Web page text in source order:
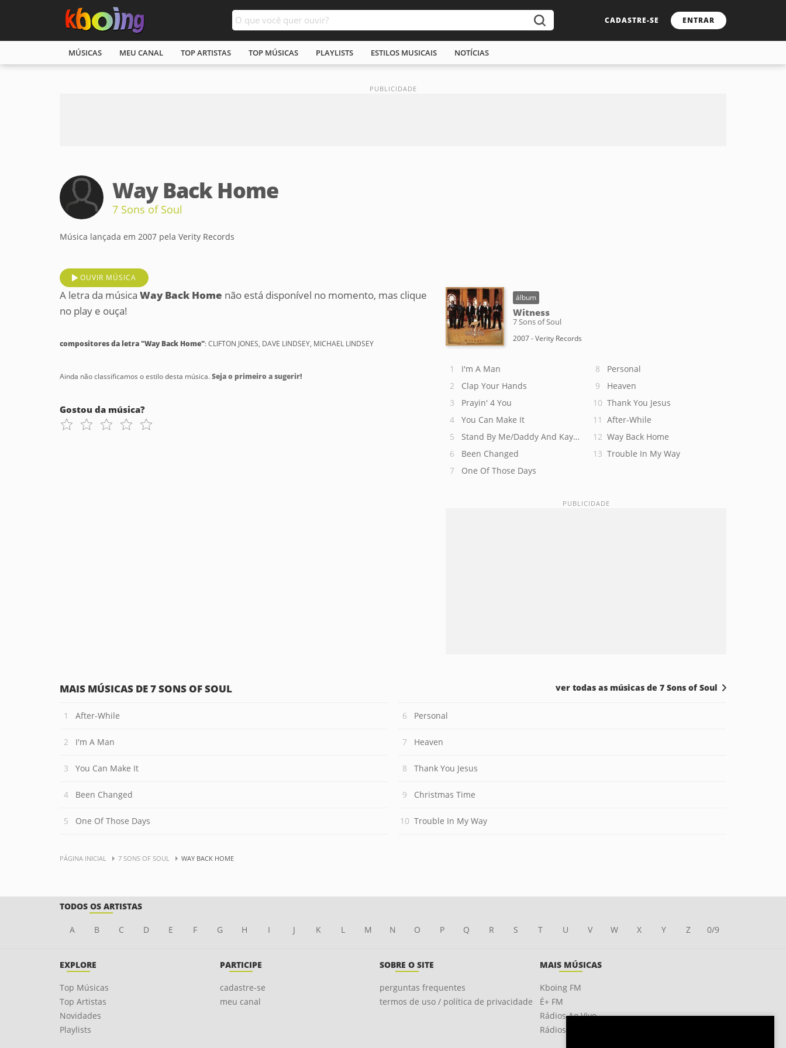
CADASTRE-SE ENTRAR
MÚSICAS MEU CANAL TOP ARTISTAS TOP MÚSICAS PLAYLISTS ESTILOS MUSICAIS NOTÍCIAS
Way Back Home
7 Sons of Soul
Música lançada em 2007 pela Verity Records
OUVIR MÚSICA
A letra da música Way Back Home não está disponível no momento, mas clique
no play e ouça!
compositores da letra "Way Back Home": CLIFTON JONES, DAVE LINDSEY, MICHAEL LINDSEY
Ainda não classificamos o estilo desta música.Seja o primeiro a sugerir!
Gostou da música?
álbum
Witness
7 Sons of Soul
2007 - Verity Records
I'm A Man
Clap Your Hands
Prayin' 4 You
You Can Make It
Stand By Me/Daddy And Kayla Interlude
Been Changed
One Of Those Days
Personal
Heaven
Thank You Jesus
After-While
Way Back Home
Trouble In My Way
MAIS MÚSICAS DE 7 SONS OF SOUL
After-While
I'm A Man
You Can Make It
Been Changed
One Of Those Days
Personal
Heaven
Thank You Jesus
Christmas Time
Trouble In My Way
ver todas as músicas de 7 Sons of Soul
PÁGINA INICIAL 7 SONS OF SOUL WAY BACK HOME
TODOS OS ARTISTAS
A B C D E F G H I J K L M N O P Q R S T U V W X Y Z 0/9
EXPLORE
Top Músicas
Top Artistas
Novidades
Playlists
PARTICIPE
cadastre-se
meu canal
SOBRE O SITE
perguntas frequentes
termos de uso / política de privacidade
MAIS MÚSICAS
Kboing FM
É+ FM
Rádios Ao Vivo
Rádios OnLine